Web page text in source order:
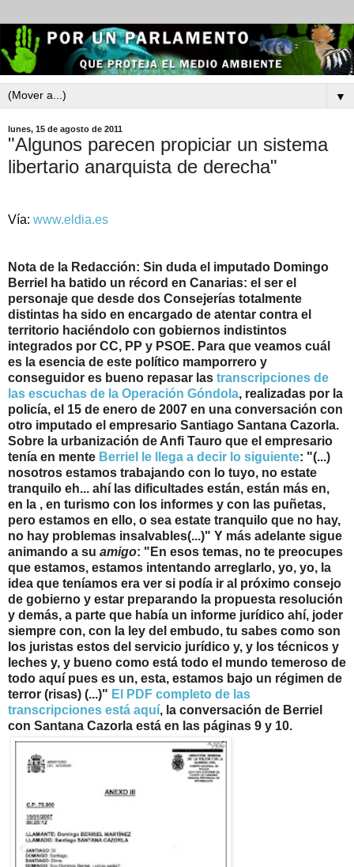
▼
lunes, 15 de agosto de 2011
"Algunos parecen propiciar un sistema
libertario anarquista de derecha"
Vía: www.eldia.es
Nota de la Redacción: Sin duda el imputado Domingo
Berriel ha batido un récord en Canarias: el ser el
personaje que desde dos Consejerías totalmente
distintas ha sido en encargado de atentar contra el
territorio haciéndolo con gobiernos indistintos
integrados por CC, PP y PSOE. Para que veamos cuál
es la esencia de este político mamporrero y
conseguidor es bueno repasar las transcripciones de
las escuchas de la Operación Góndola, realizadas por la
policía, el 15 de enero de 2007 en una conversación con
otro imputado el empresario Santiago Santana Cazorla.
Sobre la urbanización de Anfi Tauro que el empresario
tenía en mente Berriel le llega a decir lo siguiente: "(...)
nosotros estamos trabajando con lo tuyo, no estate
tranquilo eh... ahí las dificultades están, están más en,
en la , en turismo con los informes y con las puñetas,
pero estamos en ello, o sea estate tranquilo que no hay,
no hay problemas insalvables(...)" Y más adelante sigue
animando a su amigo: "En esos temas, no te preocupes
que estamos, estamos intentando arreglarlo, yo, yo, la
idea que teníamos era ver si podía ir al próximo consejo
de gobierno y estar preparando la propuesta resolución
y demás, a parte que había un informe jurídico ahí, joder
siempre con, con la ley del embudo, tu sabes como son
los juristas estos del servicio jurídico y, y los técnicos y
leches y, y bueno como está todo el mundo temeroso de
todo aquí pues es un, esta, estamos bajo un régimen de
terror (risas) (...)" El PDF completo de las
transcripciones está aquí, la conversación de Berriel
con Santana Cazorla está en las páginas 9 y 10.